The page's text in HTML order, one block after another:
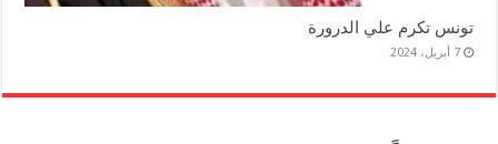
تونس تكرم علي الدرورة
7 أبريل، 2024